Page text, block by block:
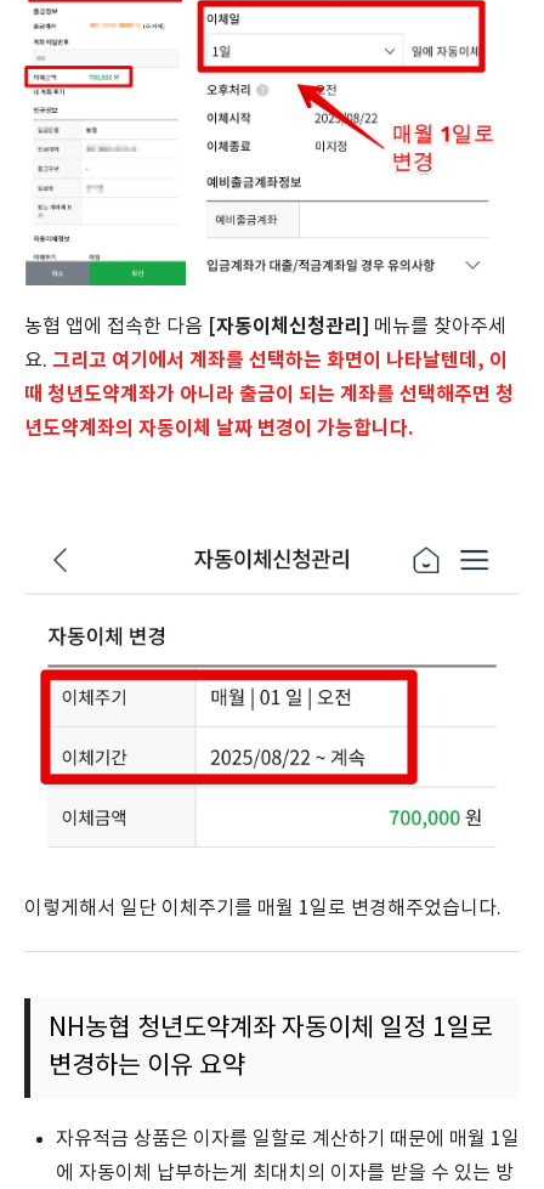
농협 앱에 접속한 다음 [자동이체신청관리] 메뉴를 찾아주세
요. 그리고 여기에서 계좌를 선택하는 화면이 나타날텐데, 이
때 청년도약계좌가 아니라 출금이 되는 계좌를 선택해주면 청
년도약계좌의 자동이체 날짜 변경이 가능합니다.
이렇게해서 일단 이체주기를 매월 1일로 변경해주었습니다.
NH농협 청년도약계좌 자동이체 일정 1일로
변경하는 이유 요약
자유적금 상품은 이자를 일할로 계산하기 때문에 매월 1일
에 자동이체 납부하는게 최대치의 이자를 받을 수 있는 방